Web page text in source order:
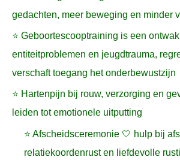
gedachten, meer beweging en minder
⭐ Geboortescooptraining is een
entiteitproblemen en jeugdtrauma,
verschaft toegang het onderbewustzijn
⭐ Hartenpijn bij rouw, verzorging en
leiden tot emotionele uitputting
⭐ Afscheidsceremonie 🤍 hulp bij
relatiekoordenrust en liefdevolle